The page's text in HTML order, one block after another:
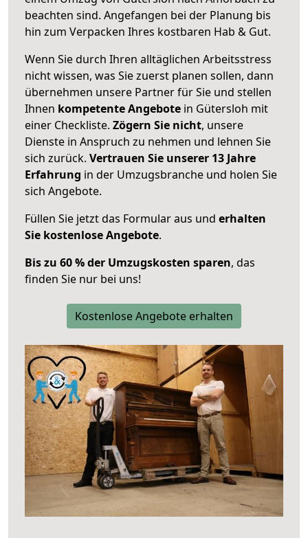
beachten sind. Angefangen bei der Planung bis
hin zum Verpacken Ihres kostbaren Hab & Gut.
Wenn Sie durch Ihren alltäglichen Arbeitsstress
nicht wissen, was Sie zuerst planen sollen, dann
übernehmen unsere Partner für Sie und stellen
Ihnen kompetente Angebote in Gütersloh mit
einer Checkliste. Zögern Sie nicht, unsere
Dienste in Anspruch zu nehmen und lehnen Sie
sich zurück. Vertrauen Sie unserer 13 Jahre
Erfahrung in der Umzugsbranche und holen Sie
sich Angebote.
Füllen Sie jetzt das Formular aus und erhalten
Sie kostenlose Angebote.
Bis zu 60 % der Umzugskosten sparen, das
finden Sie nur bei uns!
Kostenlose Angebote erhalten